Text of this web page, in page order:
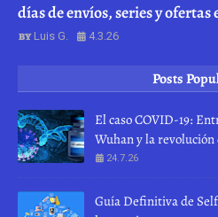
días de envíos, series y ofertas
Luis G. 4.3.26
Posts
El caso COVID-19:
Wuhan y la
24.7.26
Guía Definitiva de